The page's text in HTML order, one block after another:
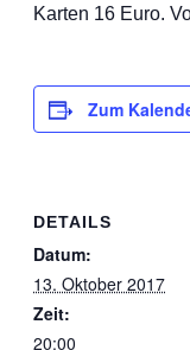
Karten 16 Euro.
Zum
DETAILS
Datum:
13. Oktober 2017
Zeit:
20:00